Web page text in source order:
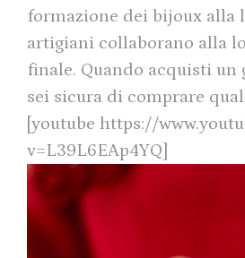
formazione dei bijoux alla
artigiani collaborano alla
finale. Quando acquisti un
sei sicura di comprare
[youtube https://
v=L39L6EAp4YQ]